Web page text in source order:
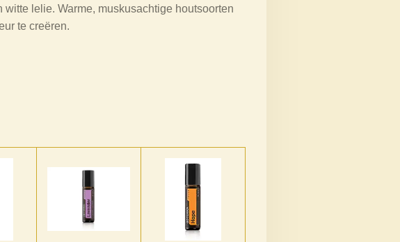
lelie. Warme, muskusachtige houtsoorten
te creëren.